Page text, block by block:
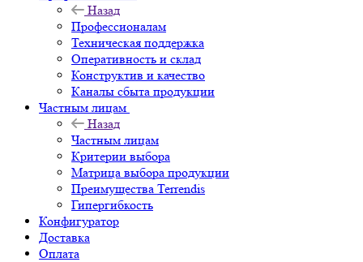
Назад
Профессионалам
Техническая поддержка
Оперативность и склад
Конструктив и качество
Каналы сбыта продукции
Частным лицам
Назад
Частным лицам
Критерии выбора
Матрица выбора продукции
Преимущества Terrendis
Гипергибкость
Конфигуратор
Доставка
Оплата